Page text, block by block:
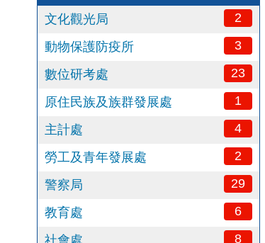
文化觀光局
2
動物保護防疫所 3
數位研考處 23
原住民族及族群發展處 1
主計處 4
勞工及青年發展處 2
警察局 29
教育處 6
8